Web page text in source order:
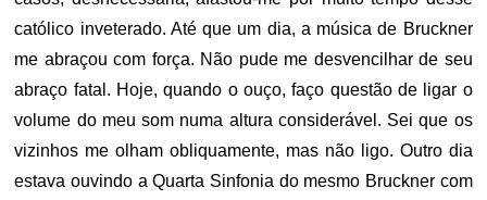
católico inveterado. Até que um dia, a música de Bruckner
me abraçou com força. Não pude me desvencilhar de seu
abraço fatal. Hoje, quando o ouço, faço questão de ligar o
volume do meu som numa altura considerável. Sei que os
vizinhos me olham obliquamente, mas não ligo. Outro dia
estava ouvindo a Quarta Sinfonia do mesmo Bruckner com